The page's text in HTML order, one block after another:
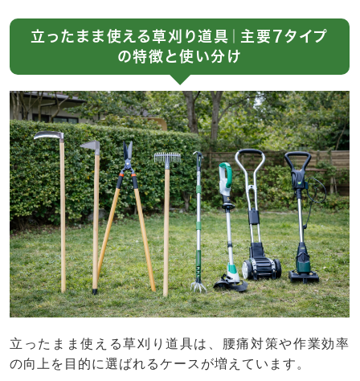
立ったまま使える草刈り道具｜主要7タイプ
の特徴と使い分け
立ったまま使える草刈り道具は、腰痛対策や作業効率
の向上を目的に選ばれるケースが増えています。